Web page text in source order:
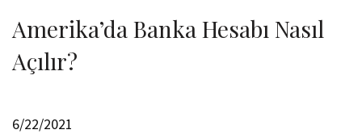
Amerika’da Banka Hesabı Nasıl
Açılır?
6/22/2021